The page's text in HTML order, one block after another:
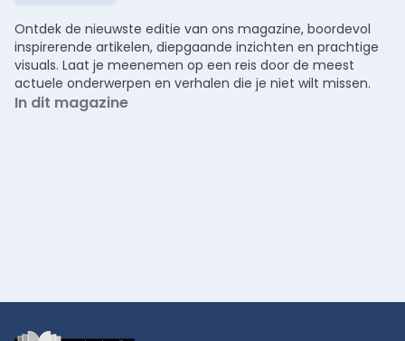
Ontdek de nieuwste editie van ons magazine, boordevol
inspirerende artikelen, diepgaande inzichten en prachtige
visuals. Laat je meenemen op een reis door de meest
actuele onderwerpen en verhalen die je niet wilt missen.
In dit magazine